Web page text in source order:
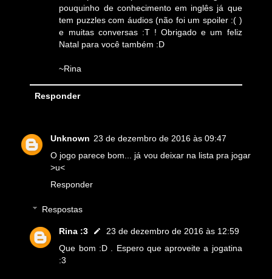
pouquinho de conhecimento em inglês já que
tem puzzles com áudios (não foi um spoiler :( )
e muitas conversas :T ! Obrigado e um feliz
Natal para você também :D
~Rina
Responder
Unknown 23 de dezembro de 2016 às 09:47
O jogo parece bom... já vou deixar na lista pra jogar
>u<
Responder
Respostas
Rina :3
23 de dezembro de 2016 às 12:59
Que bom :D . Espero que aproveite a jogatina
:3